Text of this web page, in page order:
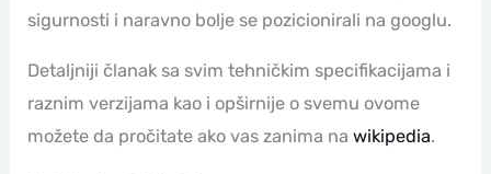
sigurnosti i naravno bolje se pozicionirali na googlu.
Detaljniji članak sa svim tehničkim specifikacijama i
raznim verzijama kao i opširnije o svemu ovome
možete da pročitate ako vas zanima nawikipedia.